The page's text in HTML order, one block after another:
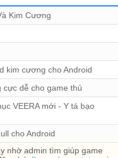
Kim Cương
kim cương cho Android
cực dễ cho game thủ
VEERA mới - Y tá bạo
cho Android
nhờ admin tìm giúp game